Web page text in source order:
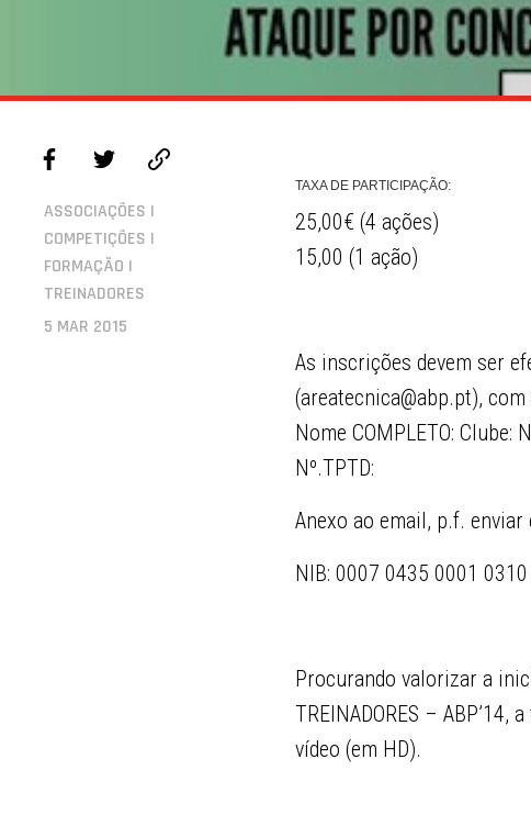
ASSOCIAÇÕES |
COMPETIÇÕES |
FORMAÇÃO |
TREINADORES
5 MAR 2015
TAXA DE PARTICIPAÇÃO:
25,00€ (4 ações)
15,00 (1 ação)
As inscrições devem ser
(areatecnica@abp.pt),
Nome COMPLETO: Clube:
Nº.TPTD:
Anexo ao email, p.f.
NIB: 0007 0435 0001
Procurando valorizar a
TREINADORES –
vídeo (em HD).